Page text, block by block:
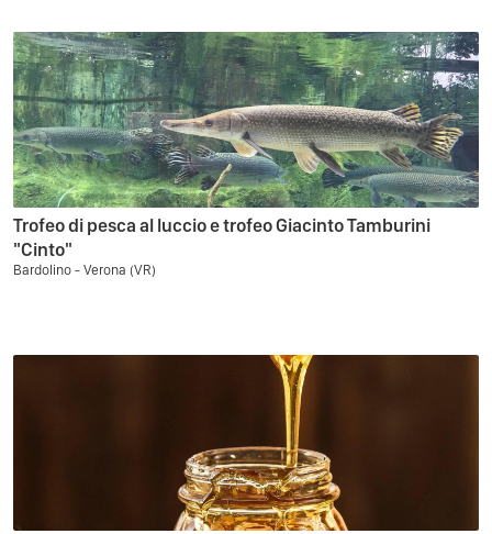
Trofeo di pesca al luccio e trofeo Giacinto Tamburini
"Cinto"
Bardolino - Verona (VR)